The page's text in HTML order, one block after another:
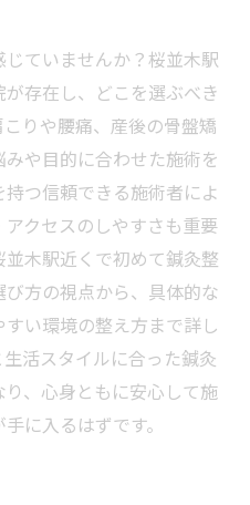
ていませんか？桜並木駅
存在し、どこを選ぶべき
りや腰痛、産後の骨盤矯
や目的に合わせた施術を
つ信頼できる施術者によ
クセスのしやすさも重要
木駅近くで初めて鍼灸整
方の視点から、具体的な
い環境の整え方まで詳し
活スタイルに合った鍼灸
、心身ともに安心して施
に入るはずです。